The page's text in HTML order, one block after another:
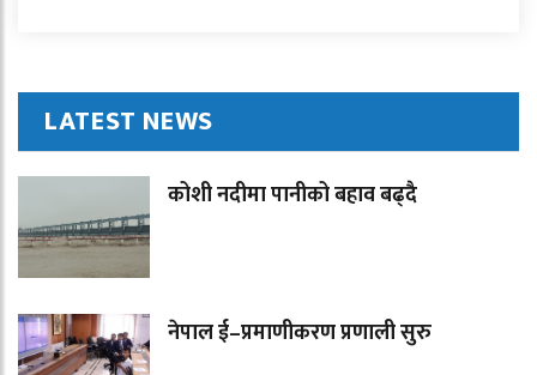
LATEST NEWS
कोशी नदीमा पानीको बहाव बढ्दै
नेपाल ई–प्रमाणीकरण प्रणाली सुरु